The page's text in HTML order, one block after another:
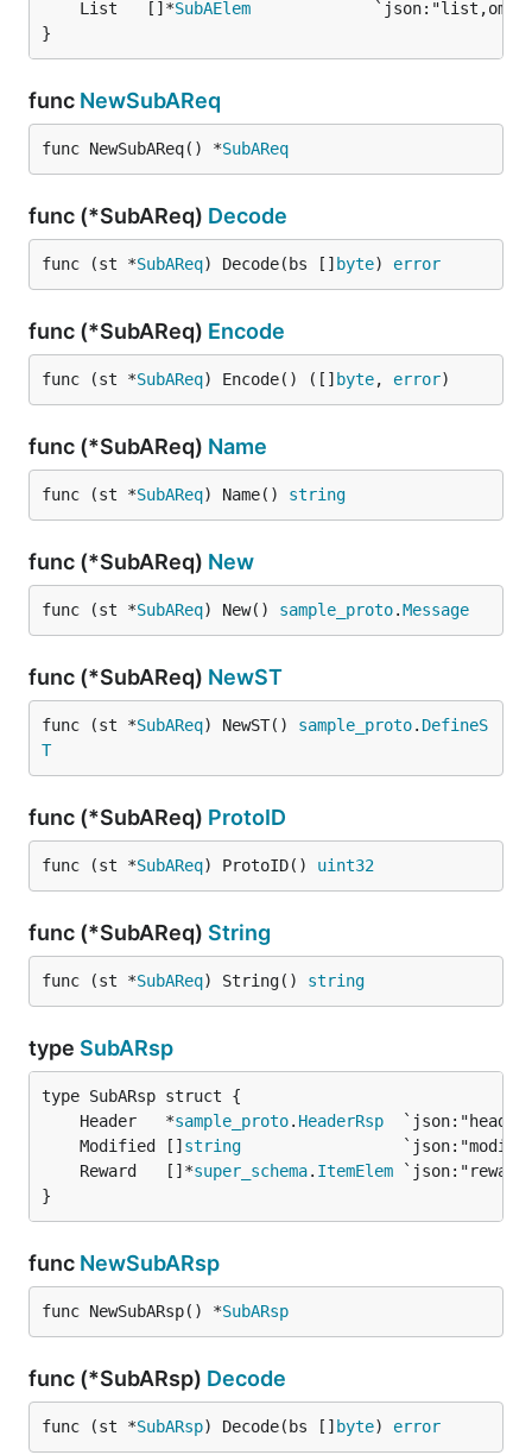
	List   []*
SubAElem
}
func NewSubAReq
func NewSubAReq() *SubAReq
func (*SubAReq) Decode
func (st *SubAReq) Decode(bs [] byte) error
func (*SubAReq) Encode
func (st *SubAReq) Encode() ([] byte, error)
func (*SubAReq) Name
func (st *SubAReq) Name() string
func (*SubAReq) New
func (st *SubAReq) New() sample_proto.Message
func (*SubAReq) NewST
func (st *SubAReq) NewST() sample_proto. DefineS
T
func (*SubAReq) ProtoID
func (st *SubAReq) ProtoID() uint32
func (*SubAReq) String
func (st *SubAReq) String() string
type SubARsp
	Header   *
sample_proto. HeaderRsp
	Modified []
string
	Reward   []*
super_schema. ItemElem
}
func NewSubARsp
func NewSubARsp() *SubARsp
func (*SubARsp) Decode
func (st *SubARsp) Decode(bs [] byte) error